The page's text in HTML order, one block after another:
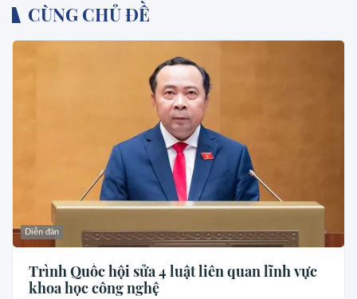
CÙNG CHỦ ĐỀ
Diễn đàn
Trình Quốc hội sửa 4 luật liên quan lĩnh vực
khoa học công nghệ